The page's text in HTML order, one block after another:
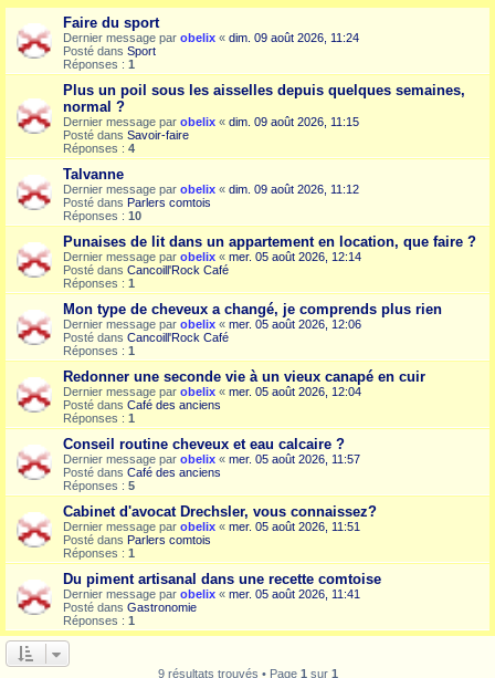
r
Faire du sport
Dernier message par obelix « dim. 09 août 2026, 11:24
Posté dans Sport
Réponses : 1
Plus un poil sous les aisselles depuis quelques semaines,
normal ?
Dernier message par obelix « dim. 09 août 2026, 11:15
Posté dans Savoir-faire
Réponses : 4
Talvanne
Dernier message par obelix « dim. 09 août 2026, 11:12
Posté dans Parlers comtois
Réponses : 10
Punaises de lit dans un appartement en location, que faire ?
Dernier message par obelix « mer. 05 août 2026, 12:14
Posté dans Cancoill'Rock Café
Réponses : 1
Mon type de cheveux a changé, je comprends plus rien
Dernier message par obelix « mer. 05 août 2026, 12:06
Posté dans Cancoill'Rock Café
Réponses : 1
Redonner une seconde vie à un vieux canapé en cuir
Dernier message par obelix « mer. 05 août 2026, 12:04
Posté dans Café des anciens
Réponses : 1
Conseil routine cheveux et eau calcaire ?
Dernier message par obelix « mer. 05 août 2026, 11:57
Posté dans Café des anciens
Réponses : 5
Cabinet d'avocat Drechsler, vous connaissez?
Dernier message par obelix « mer. 05 août 2026, 11:51
Posté dans Parlers comtois
Réponses : 1
Du piment artisanal dans une recette comtoise
Dernier message par obelix « mer. 05 août 2026, 11:41
Posté dans Gastronomie
Réponses : 1
9 résultats trouvés • Page 1 sur 1